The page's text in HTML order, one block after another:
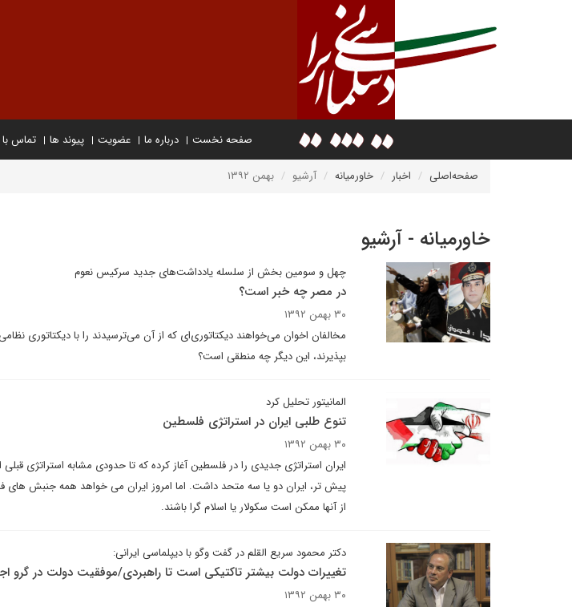
صفحه نخست درباره ما عضویت پیوند ها تماس با
صفحه‌اصلی اخبار خاورمیانه آرشیو بهمن ۱۳۹۲
خاورمیانه - آرشیو
چهل و سومین بخش از سلسله یادداشت‌های جدید سرکیس نعوم
در مصر چه خبر است؟
۳۰ بهمن ۱۳۹۲
مخالفان اخوان می‌خواهند دیکتاتوری‌ای که از آن می‌ترسیدند را با دیکتاتوری
بپذیرند، این دیگر چه منطقی است؟
المانیتور تحلیل کرد
تنوع طلبی ایران در استراتژی فلسطین
۳۰ بهمن ۱۳۹۲
ایران استراتژی جدیدی را در فلسطین آغاز کرده که تا حدودی مشابه استراتژی
پیش تر، ایران دو یا سه متحد داشت. اما امروز ایران می خواهد همه جنبش های
از آنها ممکن است سکولار یا اسلام گرا باشند.
دکتر محمود سریع القلم در گفت وگو با دیپلماسی ایرانی:
تغییرات دولت بیشتر تاکتیکی است تا راهبردی/موفقیت دولت در گرو
۳۰ بهمن ۱۳۹۲